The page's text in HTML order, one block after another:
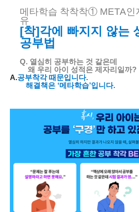
메타학습 착착착① META인
유
[착]각에 빠지지 않는
공부법
Q. 열심히 공부하는 것 같은데
왜 우리 아이 성적은 제자리일까?
A.공부착각 때문입니다.
해결책은 ‘메타학습’입니다.